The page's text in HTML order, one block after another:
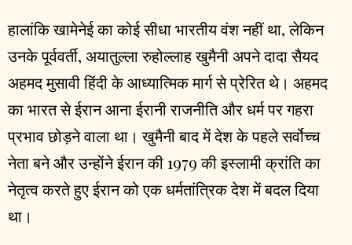
हालांकि खामेनेई का कोई सीधा भारतीय वंश नहीं था, लेकिन
उनके पूर्ववर्ती, अयातुल्ला रुहोल्लाह खुमैनी अपने दादा सैयद
अहमद मुसावी हिंदी के आध्यात्मिक मार्ग से प्रेरित थे। अहमद
का भारत से ईरान आना ईरानी राजनीति और धर्म पर गहरा
प्रभाव छोड़ने वाला था। खुमैनी बाद में देश के पहले सर्वोच्च
नेता बने और उन्होंने ईरान की 1979 की इस्लामी क्रांति का
नेतृत्व करते हुए ईरान को एक धर्मतांत्रिक देश में बदल दिया
था।